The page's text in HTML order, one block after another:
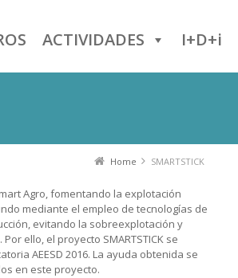
ACTIVIDADES I+D+i
Home SMARTSTICK
Agro, fomentando la explotación
mediante el empleo de tecnologías de
evitando la sobreexplotación y
ello, el proyecto SMARTSTICK se
AEESD 2016. La ayuda obtenida se
en este proyecto.